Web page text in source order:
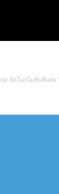
จัดโปรโมชั่นพิเศษ